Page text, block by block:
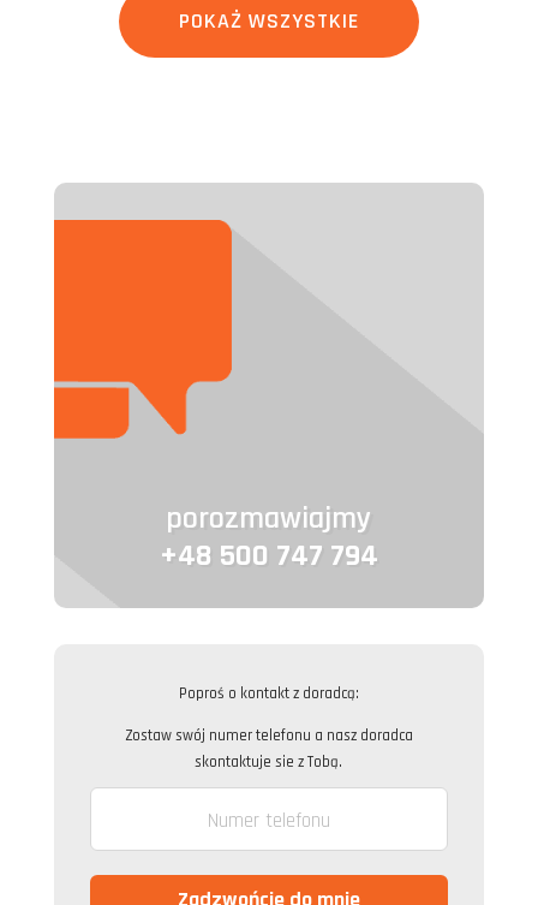
POKAŻ WSZYSTKIE
porozmawiajmy
+48 500 747 794
Poproś o kontakt z doradcą:
Zostaw swój numer telefonu a nasz doradca
skontaktuje sie z Tobą.